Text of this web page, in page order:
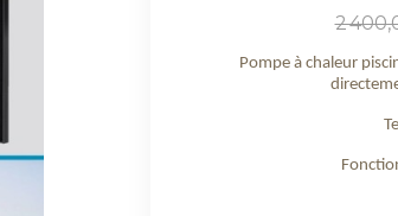
Prix
de
2
Pompe à chaleur